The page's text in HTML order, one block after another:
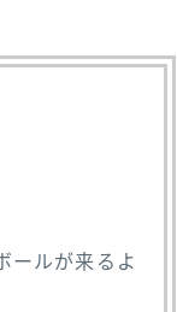
ールが来るよ